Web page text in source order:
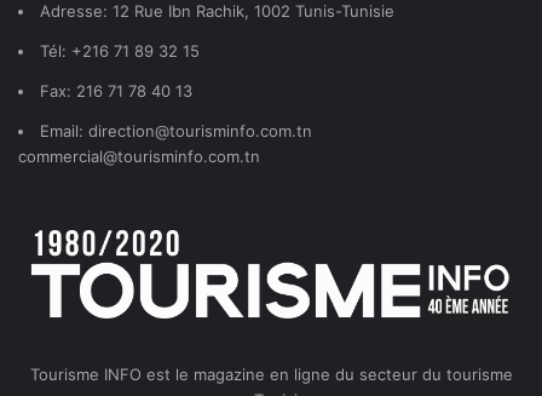
Adresse: 12 Rue Ibn Rachik, 1002 Tunis-Tunisie
Tél: +216 71 89 32 15
Fax: 216 71 78 40 13
Email: direction@tourisminfo.com.tn
commercial@tourisminfo.com.tn
Tourisme INFO est le magazine en ligne du secteur du tourisme